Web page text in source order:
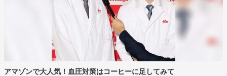
アマゾンで大人気！血圧対策はコーヒーに足してみて